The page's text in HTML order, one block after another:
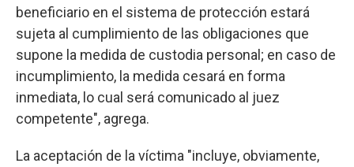
beneficiario en el sistema de protección estará
sujeta al cumplimiento de las obligaciones que
supone la medida de custodia personal; en caso de
incumplimiento, la medida cesará en forma
inmediata, lo cual será comunicado al juez
competente", agrega.
La aceptación de la víctima "incluye, obviamente,